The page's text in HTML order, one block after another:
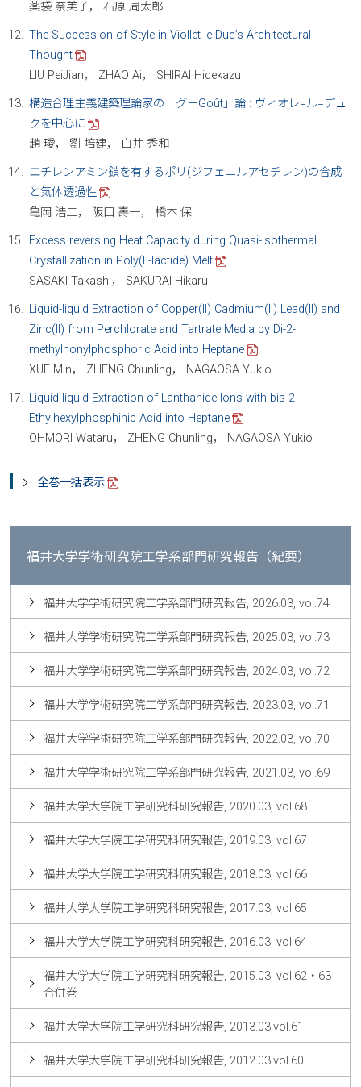
薬袋 奈美子， 石原 周太郎
The Succession of Style in Viollet-le-Duc’s Architectural
Thought
LIU PeiJian， ZHAO Ai， SHIRAI Hidekazu
構造合理主義建築理論家の「グーGoût」論 : ヴィオレ=ル=デュ
クを中心に
趙 璦， 劉 培建， 白井 秀和
エチレンアミン鎖を有するポリ(ジフェニルアセチレン)の合成
と気体透過性
亀岡 浩二， 阪口 壽一， 橋本 保
Excess reversing Heat Capacity during Quasi-isothermal
Crystallization in Poly(L-lactide) Melt
SASAKI Takashi， SAKURAI Hikaru
Liquid-liquid Extraction of Copper(II) Cadmium(II) Lead(II) and
Zinc(II) from Perchlorate and Tartrate Media by Di-2-
methylnonylphosphoric Acid into Heptane
XUE Min， ZHENG Chunling， NAGAOSA Yukio
Liquid-liquid Extraction of Lanthanide Ions with bis-2-
Ethylhexylphosphinic Acid into Heptane
OHMORI Wataru， ZHENG Chunling， NAGAOSA Yukio
全巻一括表示
福井大学学術研究院工学系部門研究報告（紀要）
福井大学学術研究院工学系部門研究報告, 2026.03, vol.74
福井大学学術研究院工学系部門研究報告, 2025.03, vol.73
福井大学学術研究院工学系部門研究報告, 2024.03, vol.72
福井大学学術研究院工学系部門研究報告, 2023.03, vol.71
福井大学学術研究院工学系部門研究報告, 2022.03, vol.70
福井大学学術研究院工学系部門研究報告, 2021.03, vol.69
福井大学大学院工学研究科研究報告, 2020.03, vol.68
福井大学大学院工学研究科研究報告, 2019.03, vol.67
福井大学大学院工学研究科研究報告, 2018.03, vol.66
福井大学大学院工学研究科研究報告, 2017.03, vol.65
福井大学大学院工学研究科研究報告, 2016.03, vol.64
福井大学大学院工学研究科研究報告, 2015.03, vol.62・63
合併巻
福井大学大学院工学研究科研究報告, 2013.03.vol.61
福井大学大学院工学研究科研究報告, 2012.03.vol.60